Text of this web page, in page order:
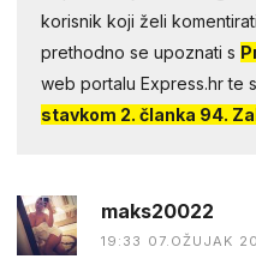
korisnik koji želi
prethodno se upoznati s
web portalu Express.hr te
stavkom 2. članka 94.
maks20022
19:33 07.OŽUJAK